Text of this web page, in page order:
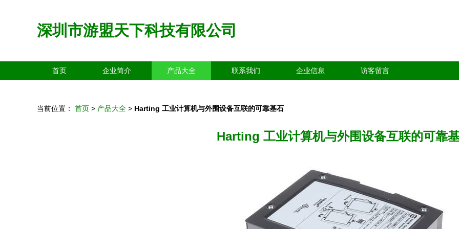
深圳市游盟天下科技有限公司
首页 企业简介 产品大全 联系我们 企业信息 访客留言
当前位置： 首页 > 产品大全 > Harting 工业计算机与外围设备互联的可靠基石
Harting 工业计算机与外围设备互联的可靠